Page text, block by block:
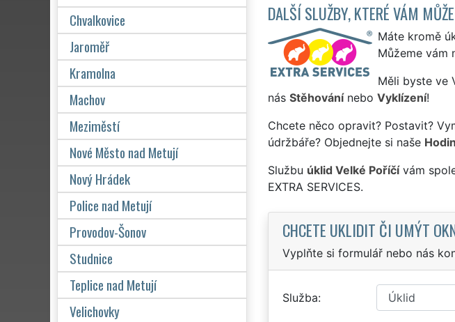
DALŠÍ SLUŽBY, KTERÉ VÁM
Máte kromě
Můžeme vám
Měli byste ve
nás Stěhovánínebo Vyklízení!
Chcete něco opravit? Postavit?
údržbáře? Objednejte si naše
Službu úklid Velké Poříčívám
EXTRA SERVICES.
CHCETE UKLIDIT ČI UMÝT
Vyplňte si formulář nebo nás
Služba
Chvalkovice
Jaroměř
Kramolna
Machov
Meziměstí
Nové Město nad Metují
Nový Hrádek
Police nad Metují
Provodov-Šonov
Studnice
Teplice nad Metují
Velichovky